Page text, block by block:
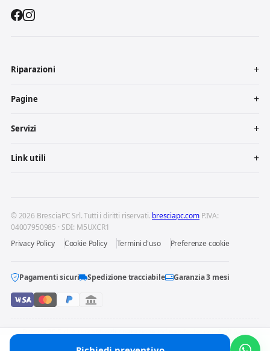
Riparazioni
Pagine
Servizi
Link utili
© 2026 BresciaPC Srl. Tutti i diritti riservati. bresciapc.com P.IVA:
04007950985 · SDI: M5UXCR1
Privacy Policy
Cookie Policy Termini d'uso Preferenze cookie
Pagamenti sicuri Spedizione tracciabile Garanzia 3 mesi
BresciaPC S.r.l. è un centro di riparazione indipendente: non è affiliata
né autorizzata dai produttori dei dispositivi riparati. Marchi e loghi